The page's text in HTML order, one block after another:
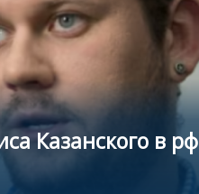
Казанского в рф